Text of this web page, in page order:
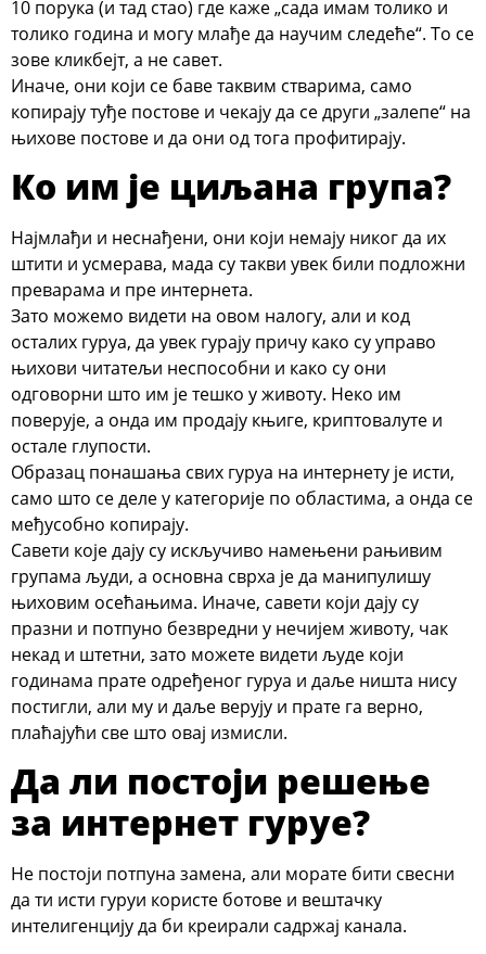
10 порука (и тад стао) где каже „сада имам толико и
толико година и могу млађе да научим следеће“. То се
зове кликбејт, а не савет.
Иначе, они који се баве таквим стварима, само
копирају туђе постове и чекају да се други „залепе“ на
њихове постове и да они од тога профитирају.
Ко им је циљана група?
Најмлађи и неснађени, они који немају никог да их
штити и усмерава, мада су такви увек били подложни
преварама и пре интернета.
Зато можемо видети на овом налогу, али и код
осталих гуруа, да увек гурају причу како су управо
њихови читатељи неспособни и како су они
одговорни што им је тешко у животу. Неко им
поверује, а онда им продају књиге, криптовалуте и
остале глупости.
Образац понашања свих гуруа на интернету је исти,
само што се деле у категорије по областима, а онда се
међусобно копирају.
Савети које дају су искључиво намењени рањивим
групама људи, а основна сврха је да манипулишу
њиховим осећањима. Иначе, савети који дају су
празни и потпуно безвредни у нечијем животу, чак
некад и штетни, зато можете видети људе који
годинама прате одређеног гуруа и даље ништа нису
постигли, али му и даље верују и прате га верно,
плаћајући све што овај измисли.
Да ли постоји решење
за интернет гуруе?
Не постоји потпуна замена, али морате бити свесни
да ти исти гуруи користе ботове и вештачку
интелигенцију да би креирали садржај канала.